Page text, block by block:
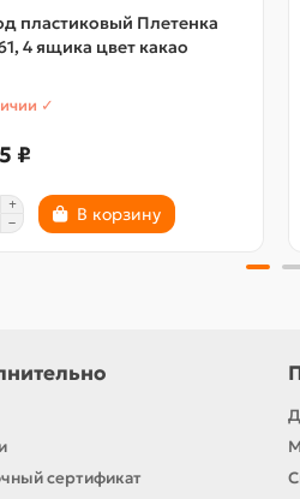
пластиковый Плетенка
4 ящика цвет какао
✓
₽
В корзину
сертификат